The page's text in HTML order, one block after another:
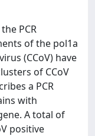
PCR
of the pol1a
(CCoV) have
of CCoV
a PCR
with
A total of
positive